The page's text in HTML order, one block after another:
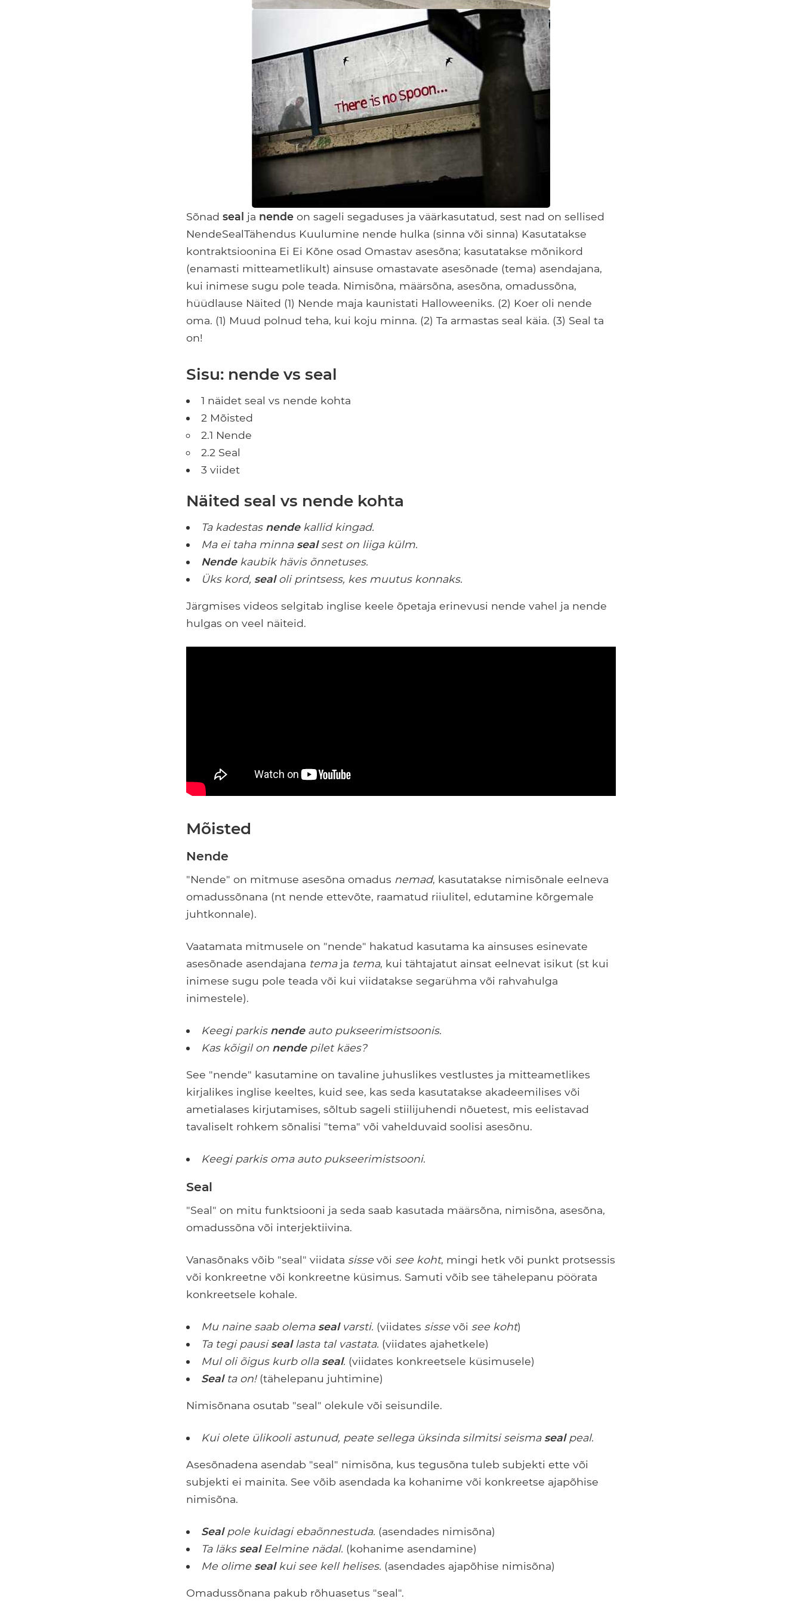
Sõnad seal ja nende on sageli segaduses ja väärkasutatud, sest nad on sellised
NendeSealTähendus Kuulumine nende hulka (sinna või sinna) Kasutatakse
kontraktsioonina Ei Ei Kõne osad Omastav asesõna; kasutatakse mõnikord
(enamasti mitteametlikult) ainsuse omastavate asesõnade (tema) asendajana,
kui inimese sugu pole teada. Nimisõna, määrsõna, asesõna, omadussõna,
hüüdlause Näited (1) Nende maja kaunistati Halloweeniks. (2) Koer oli nende
oma. (1) Muud polnud teha, kui koju minna. (2) Ta armastas seal käia. (3) Seal ta
on!
Sisu: nende vs seal
1 näidet seal vs nende kohta
2 Mõisted
2.1 Nende
2.2 Seal
3 viidet
Näited seal vs nende kohta
Ta kadestas nendekallid kingad.
Ma ei taha minna sealsest on liiga külm.
Nendekaubik hävis õnnetuses.
Üks kord, sealoli printsess, kes muutus konnaks.
Järgmises videos selgitab inglise keele õpetaja erinevusi nende vahel ja nende
hulgas on veel näiteid.
Mõisted
Nende
"Nende" on mitmuse asesõna omadus nemad, kasutatakse nimisõnale eelneva
omadussõnana (nt nende ettevõte, raamatud riiulitel, edutamine kõrgemale
juhtkonnale).
Vaatamata mitmusele on "nende" hakatud kasutama ka ainsuses esinevate
asesõnade asendajana temaja tema, kui tähtajatut ainsat eelnevat isikut (st kui
inimese sugu pole teada või kui viidatakse segarühma või rahvahulga
inimestele).
Keegi parkis nendeauto pukseerimistsoonis.
Kas kõigil on nendepilet käes?
See "nende" kasutamine on tavaline juhuslikes vestlustes ja mitteametlikes
kirjalikes inglise keeltes, kuid see, kas seda kasutatakse akadeemilises või
ametialases kirjutamises, sõltub sageli stiilijuhendi nõuetest, mis eelistavad
tavaliselt rohkem sõnalisi "tema" või vahelduvaid soolisi asesõnu.
Keegi parkis oma auto pukseerimistsooni.
Seal
"Seal" on mitu funktsiooni ja seda saab kasutada määrsõna, nimisõna, asesõna,
omadussõna või interjektiivina.
Vanasõnaks võib "seal" viidata sisse või see koht, mingi hetk või punkt protsessis
või konkreetne või konkreetne küsimus. Samuti võib see tähelepanu pöörata
konkreetsele kohale.
Mu naine saab olema sealvarsti. (viidates sissevõi see koht)
Ta tegi pausiseallasta tal vastata. (viidates ajahetkele)
Mul oli õigus kurb olla seal. (viidates konkreetsele küsimusele)
Sealta on!(tähelepanu juhtimine)
Nimisõnana osutab "seal" olekule või seisundile.
Kui olete ülikooli astunud, peate sellega üksinda silmitsi seisma sealpeal.
Asesõnadena asendab "seal" nimisõna, kus tegusõna tuleb subjekti ette või
subjekti ei mainita. See võib asendada ka kohanime või konkreetse ajapõhise
nimisõna.
Sealpole kuidagi ebaõnnestuda. (asendades nimisõna)
Ta läks sealEelmine nädal. (kohanime asendamine)
Me olime sealkui see kell helises. (asendades ajapõhise nimisõna)
Omadussõnana pakub rõhuasetus "seal".